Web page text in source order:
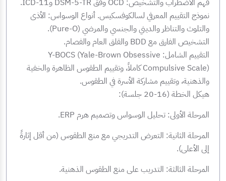
فهم الاضطراب والتشخيص: OCD وفق DSM-5-TR وICD-11.
نموذج التقييم المعرفي لسالكوفسكيس. أنواع الوسواس: الأذى
والتلوث والتناظر والديني والجنسي والمرضي (Pure-O).
التشخيص الفارق مع BDD والقلق العام والفصام.
التقييم الشامل: Y-BOCS (Yale-Brown Obsessive
Compulsive Scale) كاملاً، وتقييم الطقوس الظاهرة والخفية
والذهنية، وتقييم مشاركة الأسرة في الطقوس.
هيكل الخطة (16-20 جلسة):
المرحلة الأولى: تحليل الوسواس وتصميم هرم ERP.
المرحلة الثانية: التعرض التدريجي مع منع الطقوس (من أقل إثارةً
إلى الأعلى).
المرحلة الثالثة: التدريب على منع الطقوس الذهنية.